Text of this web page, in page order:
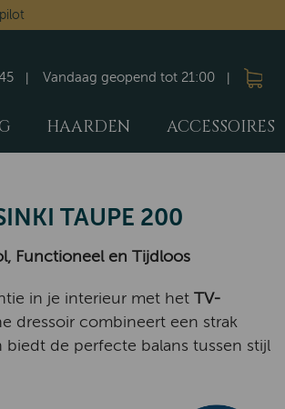
Vandaag geopend tot 21:00
HAARDEN ACCESSOIRES
TAUPE 200
Functioneel en Tijdloos
in je interieur met het TV-
dressoir combineert een strak
de perfecte balans tussen stijl